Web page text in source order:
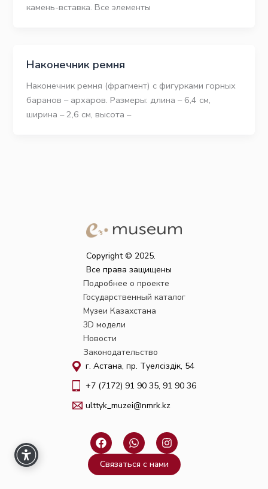
камень-вставка. Все элементы
Наконечник ремня
Наконечник ремня (фрагмент) с фигурками горных
баранов – архаров. Размеры: длина – 6,4 см,
ширина – 2,6 см, высота –
Copyright © 2025.
Все права защищены
Подробнее о проекте
Государственный каталог
Музеи Казахстана
3D модели
Новости
Законодательство
г. Астана, пр. Тәуелсіздік, 54
+7 (7172) 91 90 35, 91 90 36
ulttyk_muzei@nmrk.kz
F
a
c
e
W
h
t
I
n
s
t
Связаться с нами